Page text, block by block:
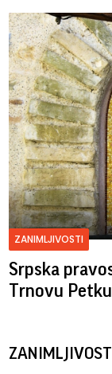
ZANIMLJIVOSTI
Srpska
Trnovu Petku
ZANIMLJIVOSTI